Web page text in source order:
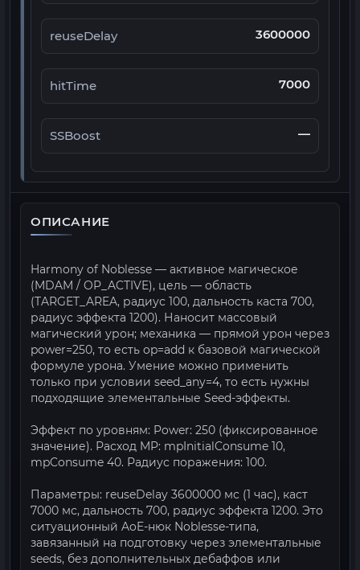
reuseDelay 3600000
hitTime 7000
SSBoost —
ОПИСАНИЕ
Harmony of Noblesse — активное магическое
(MDAM / OP_ACTIVE), цель — область
(TARGET_AREA, радиус 100, дальность каста 700,
радиус эффекта 1200). Наносит массовый
магический урон; механика — прямой урон через
power=250, то есть op=add к базовой магической
формуле урона. Умение можно применить
только при условии seed_any=4, то есть нужны
подходящие элементальные Seed-эффекты.
Эффект по уровням: Power: 250 (фиксированное
значение). Расход MP: mpInitialConsume 10,
mpConsume 40. Радиус поражения: 100.
Параметры: reuseDelay 3600000 мс (1 час), каст
7000 мс, дальность 700, радиус эффекта 1200. Это
ситуационный AoE-нюк Noblesse-типа,
завязанный на подготовку через элементальные
seeds, без дополнительных дебаффов или